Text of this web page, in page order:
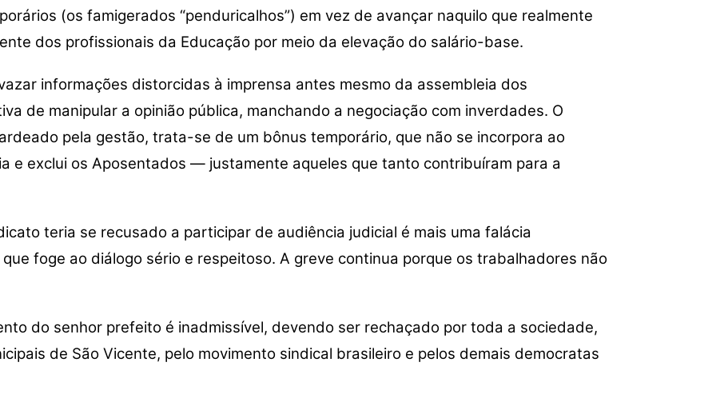
(os famigerados “penduricalhos”) em vez de avançar naquilo que realmente
dos profissionais da Educação por meio da elevação do salário-base.
informações distorcidas à imprensa antes mesmo da assembleia dos
de manipular a opinião pública, manchando a negociação com inverdades. O
pela gestão, trata-se de um bônus temporário, que não se incorpora ao
e exclui os Aposentados — justamente aqueles que tanto contribuíram para a
teria se recusado a participar de audiência judicial é mais uma falácia
foge ao diálogo sério e respeitoso. A greve continua porque os trabalhadores não
do senhor prefeito é inadmissível, devendo ser rechaçado por toda a sociedade,
de São Vicente, pelo movimento sindical brasileiro e pelos demais democratas